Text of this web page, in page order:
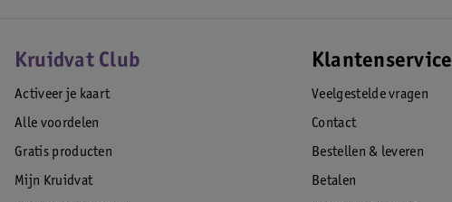
Kruidvat Club
Activeer je kaart
Alle voordelen
Gratis producten
Mijn Kruidvat
Klantenservice
Veelgestelde vragen
Contact
Bestellen & leveren
Betalen